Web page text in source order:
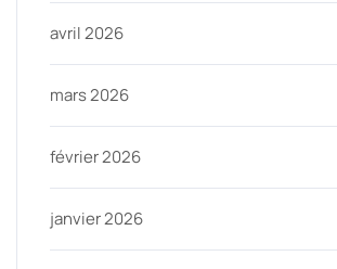
avril 2026
mars 2026
février 2026
janvier 2026